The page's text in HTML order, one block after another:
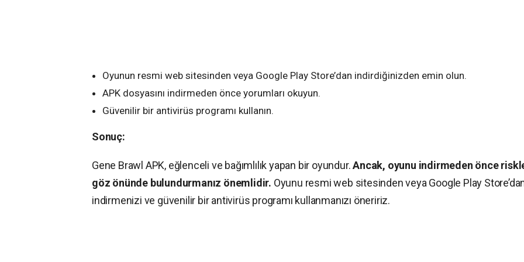
Oyunun resmi web sitesinden veya Google Play Store’dan indirdiğinizden emin olun.
APK dosyasını indirmeden önce yorumları okuyun.
Güvenilir bir antivirüs programı kullanın.
Sonuç:
Gene Brawl APK, eğlenceli ve bağımlılık yapan bir oyundur.Ancak, oyunu indirmeden önce
göz önünde bulundurmanız önemlidir. Oyunu resmi web sitesinden veya Google Play
indirmenizi ve güvenilir bir antivirüs programı kullanmanızı öneririz.